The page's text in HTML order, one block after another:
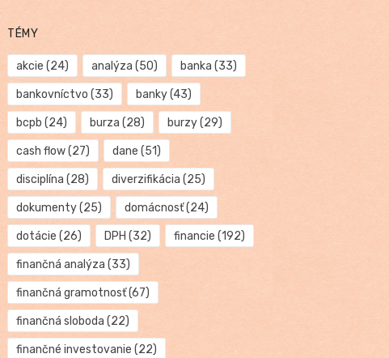
TÉMY
akcie (24) analýza (50) banka (33)
bankovníctvo (33) banky(43)
bcpb (24) burza (28) burzy(29)
cash flow(27) dane (51)
disciplína (28) diverzifikácia (25)
dokumenty(25) domácnosť(24)
dotácie (26) DPH (32) financie (192)
finančná analýza (33)
finančná gramotnosť(67)
finančná sloboda (22)
finančné investovanie (22)